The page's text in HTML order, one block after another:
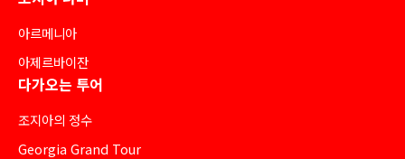
아르메니아
아제르바이잔
다가오는 투어
조지아의 정수
Georgia Grand Tour